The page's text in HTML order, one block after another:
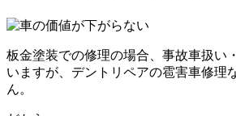
板金塗装での修理の場合、事故車扱い
いますが、デントリペアの雹害車修理
ん。